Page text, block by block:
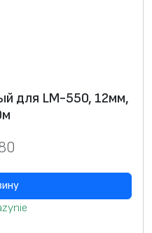
для LM-550, 12мм,